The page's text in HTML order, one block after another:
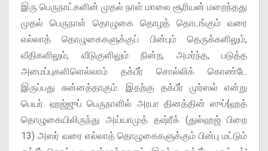
இரு பெருநாட்களின் முதல் நாள் மாலை சூரியன் மறைந்தது
முதல் பெருநாள் தொழுகை தொழத் தொடங்கும் வரை
எல்லாத் தொழுகைகளுக்குப் பின்பும் தெருக்களிலும்,
வீதிகளிலும், வீடுகுளிலும் நின்ற, அமர்ந்த, படுத்த
அமைப்புகளிளெல்லாம் தக்பீர் சொல்லிக் கொண்டே
இருப்பது சுன்னத்தாகும். இதற்கு தக்பீர் முர்ஸல் என்று
பெயர். ஹஜ்ஜுப் பெருநாளில் அரபா தினத்தின் ஸுப்{ஹத்
தொழுகையிலிருந்து அய்யாமுத் தஷ்ரீக் (துல்ஹஜ் பிறை
13) அஸர் வரை எல்லாத் தொழுகைகளுக்கும் பின்பு மட்டும்